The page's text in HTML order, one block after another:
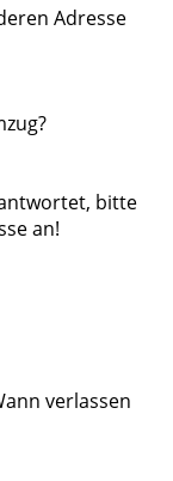
Adresse
bitte
an!
verlassen